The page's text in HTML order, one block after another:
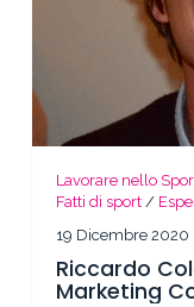
Lavorare nello
Fatti di sport /
19 Dicembre 2020
Riccardo
Marketing